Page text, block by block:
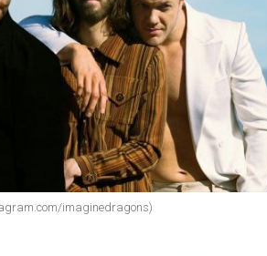
imaginedragons)